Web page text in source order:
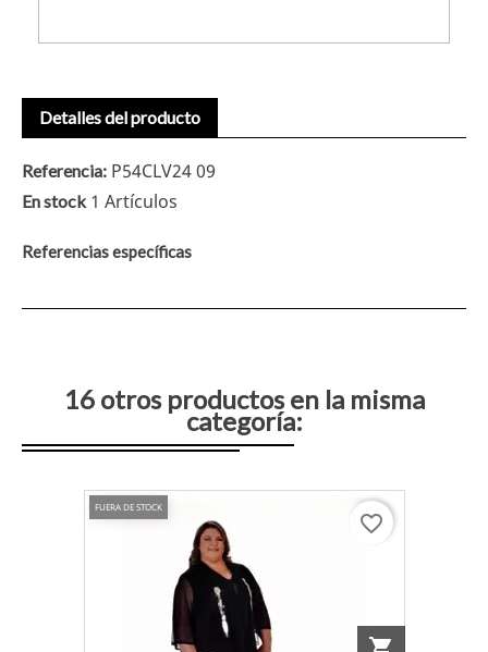
Detalles del producto
Referencia: P54CLV24 09
En stock 1 Artículos
Referencias específicas
16 otros productos en la misma
categoría:
FUERA DE STOCK
favorite_border